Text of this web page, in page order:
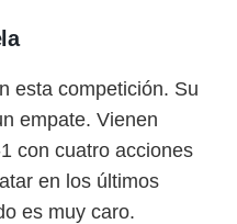
esta competición. Su
empate. Vienen
con cuatro acciones
en los últimos
es muy caro.